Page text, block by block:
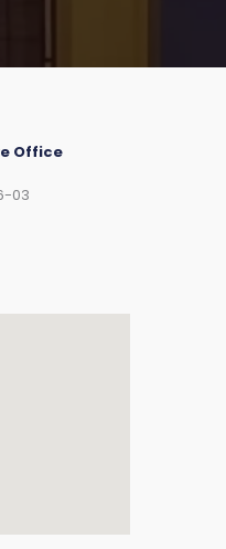
Office
03